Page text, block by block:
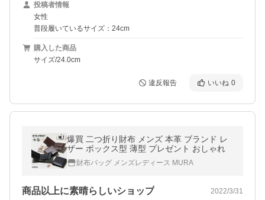
投稿者情報
女性
普段履いているサイズ：24cm
購入した商品
サイズ/24.0cm
違反報告 いいね 0
爆買 二つ折り財布 メンズ 本革 ブランド レ
ザー ボックス型 薄型 プレゼント おしゃれ
財布バッグ メンズレディース MURA
商品以上に素晴らしいショップ 2022/3/31